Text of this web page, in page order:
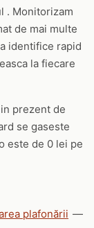
. Monitorizam
de mai multe
identifice rapid
la fiecare
prezent de
se gaseste
este de 0 lei pe
plafonării —